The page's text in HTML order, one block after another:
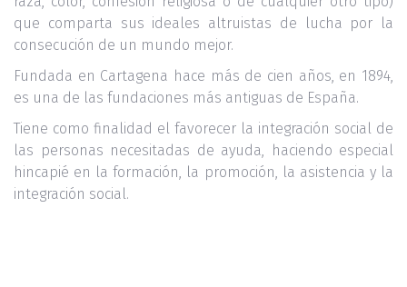
que comparta sus ideales altruistas de lucha por la
consecución de un mundo mejor.
Fundada en Cartagena hace más de cien años, en 1894,
es una de las fundaciones más antiguas de España.
Tiene como finalidad el favorecer la integración social de
las personas necesitadas de ayuda, haciendo especial
hincapié en la formación, la promoción, la asistencia y la
integración social.